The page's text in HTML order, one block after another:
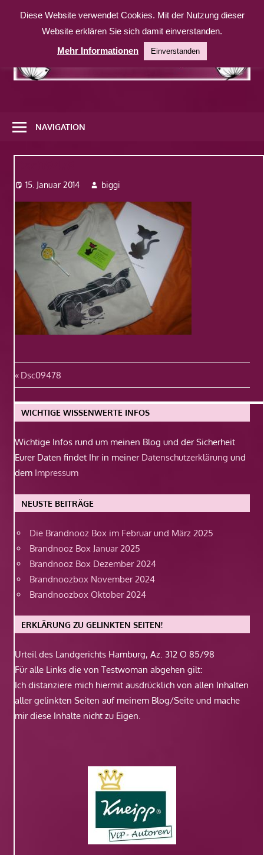
Inhalt
weitere
Website
NAVIGATION
15. Januar 2014 biggi
Beitragsnavigation
Vorheriger
Beitrag:
Dsc09478
WICHTIGE WISSENWERTE INFOS
Wichtige Infos rund um meinen Blog und der Sicherheit
Eurer Daten findet Ihr in meiner Datenschutzerklärung und
dem Impressum
NEUSTE BEITRÄGE
Die Brandnooz Box im Februar und März 2025
Brandnooz Box Januar 2025
Brandnooz Box Dezember 2024
Brandnoozbox November 2024
Brandnoozbox Oktober 2024
ERKLÄRUNG ZU GELINKTEN SEITEN!
Urteil des Landgerichts Hamburg, Az. 312 O 85/98
Für alle Links die von Testwoman abgehen gilt:
Ich distanziere mich hiermit ausdrücklich von allen Inhalten
aller gelinkten Seiten auf meinem Blog/Seite und mache
mir diese Inhalte nicht zu Eigen.
Diese Website verwendet Cookies. Mit der Nutzung dieser
Website erklären Sie sich damit einverstanden.
Mehr Informationen
Einverstanden